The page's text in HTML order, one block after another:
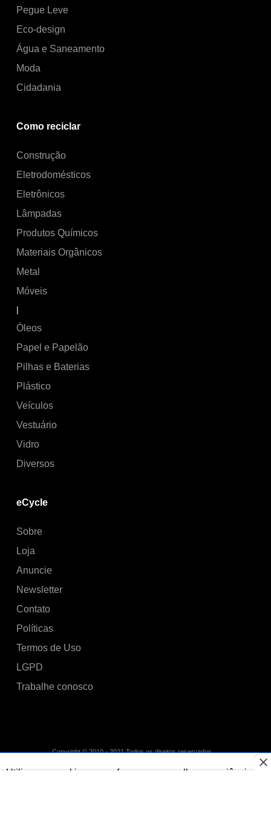
Pegue Leve
Eco-design
Água e Saneamento
Moda
Cidadania
Como reciclar
Construção
Eletrodomésticos
Eletrônicos
Lâmpadas
Produtos Químicos
Materiais Orgânicos
Metal
Móveis
|
Óleos
Papel e Papelão
Pilhas e Baterias
Plástico
Veículos
Vestuário
Vidro
Diversos
eCycle
Sobre
Loja
Anuncie
Newsletter
Contato
Políticas
Termos de Uso
LGPD
Trabalhe conosco
Copyright © 2010 - 2021 Todos os direitos reservados.
Utilizamos cookies para oferecer uma melhor experiência de